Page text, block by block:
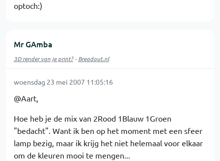
optoch:)
Mr GAmba
3D render van je print?- Breadout.nl
woensdag 23 mei 2007 11:05:16
@Aart,
Hoe heb je de mix van 2Rood 1Blauw 1Groen
"bedacht". Want ik ben op het moment met een sfeer
lamp bezig, maar ik krijg het niet helemaal voor elkaar
om de kleuren mooi te mengen...